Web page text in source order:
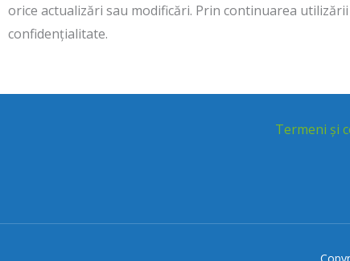
orice actualizări sau modificări. Prin continuarea
confidențialitate.
Termeni și